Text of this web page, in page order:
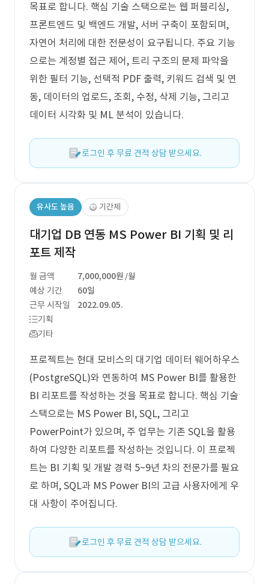
목표로 합니다. 핵심 기술 스택으로는 웹 퍼블리싱,
프론트엔드 및 백엔드 개발, 서버 구축이 포함되며,
자연어 처리에 대한 전문성이 요구됩니다. 주요 기능
으로는 계정별 접근 제어, 트리 구조의 문제 파악을
위한 필터 기능, 선택적 PDF 출력, 키워드 검색 및 연
동, 데이터의 업로드, 조회, 수정, 삭제 기능, 그리고
데이터 시각화 및 ML 분석이 있습니다.
로그인 후 무료 견적 상담 받으세요.
유사도 높음 기간제
대기업 DB 연동 MS Power BI 기획 및 리
포트 제작
월 금액 7,000,000원 /월
예상 기간
60일
근무 시작일
2022.09.05.
기획
기타
프로젝트는 현대 모비스의 대기업 데이터 웨어하우스
(PostgreSQL)와 연동하여 MS Power BI를 활용한
BI 리포트를 작성하는 것을 목표로 합니다. 핵심 기술
스택으로는 MS Power BI, SQL, 그리고
PowerPoint가 있으며, 주 업무는 기존 SQL을 활용
하여 다양한 리포트를 작성하는 것입니다. 이 프로젝
트는 BI 기획 및 개발 경력 5~9년 차의 전문가를 필요
로 하며, SQL과 MS Power BI의 고급 사용자에게 우
대 사항이 주어집니다.
로그인 후 무료 견적 상담 받으세요.